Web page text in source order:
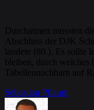
Durchatmen mussten
Abschluss der DJK
landete (80.). Es sollte
bleiben, durch welches
Tabellennachbarn auf
Sebastian Pflaum